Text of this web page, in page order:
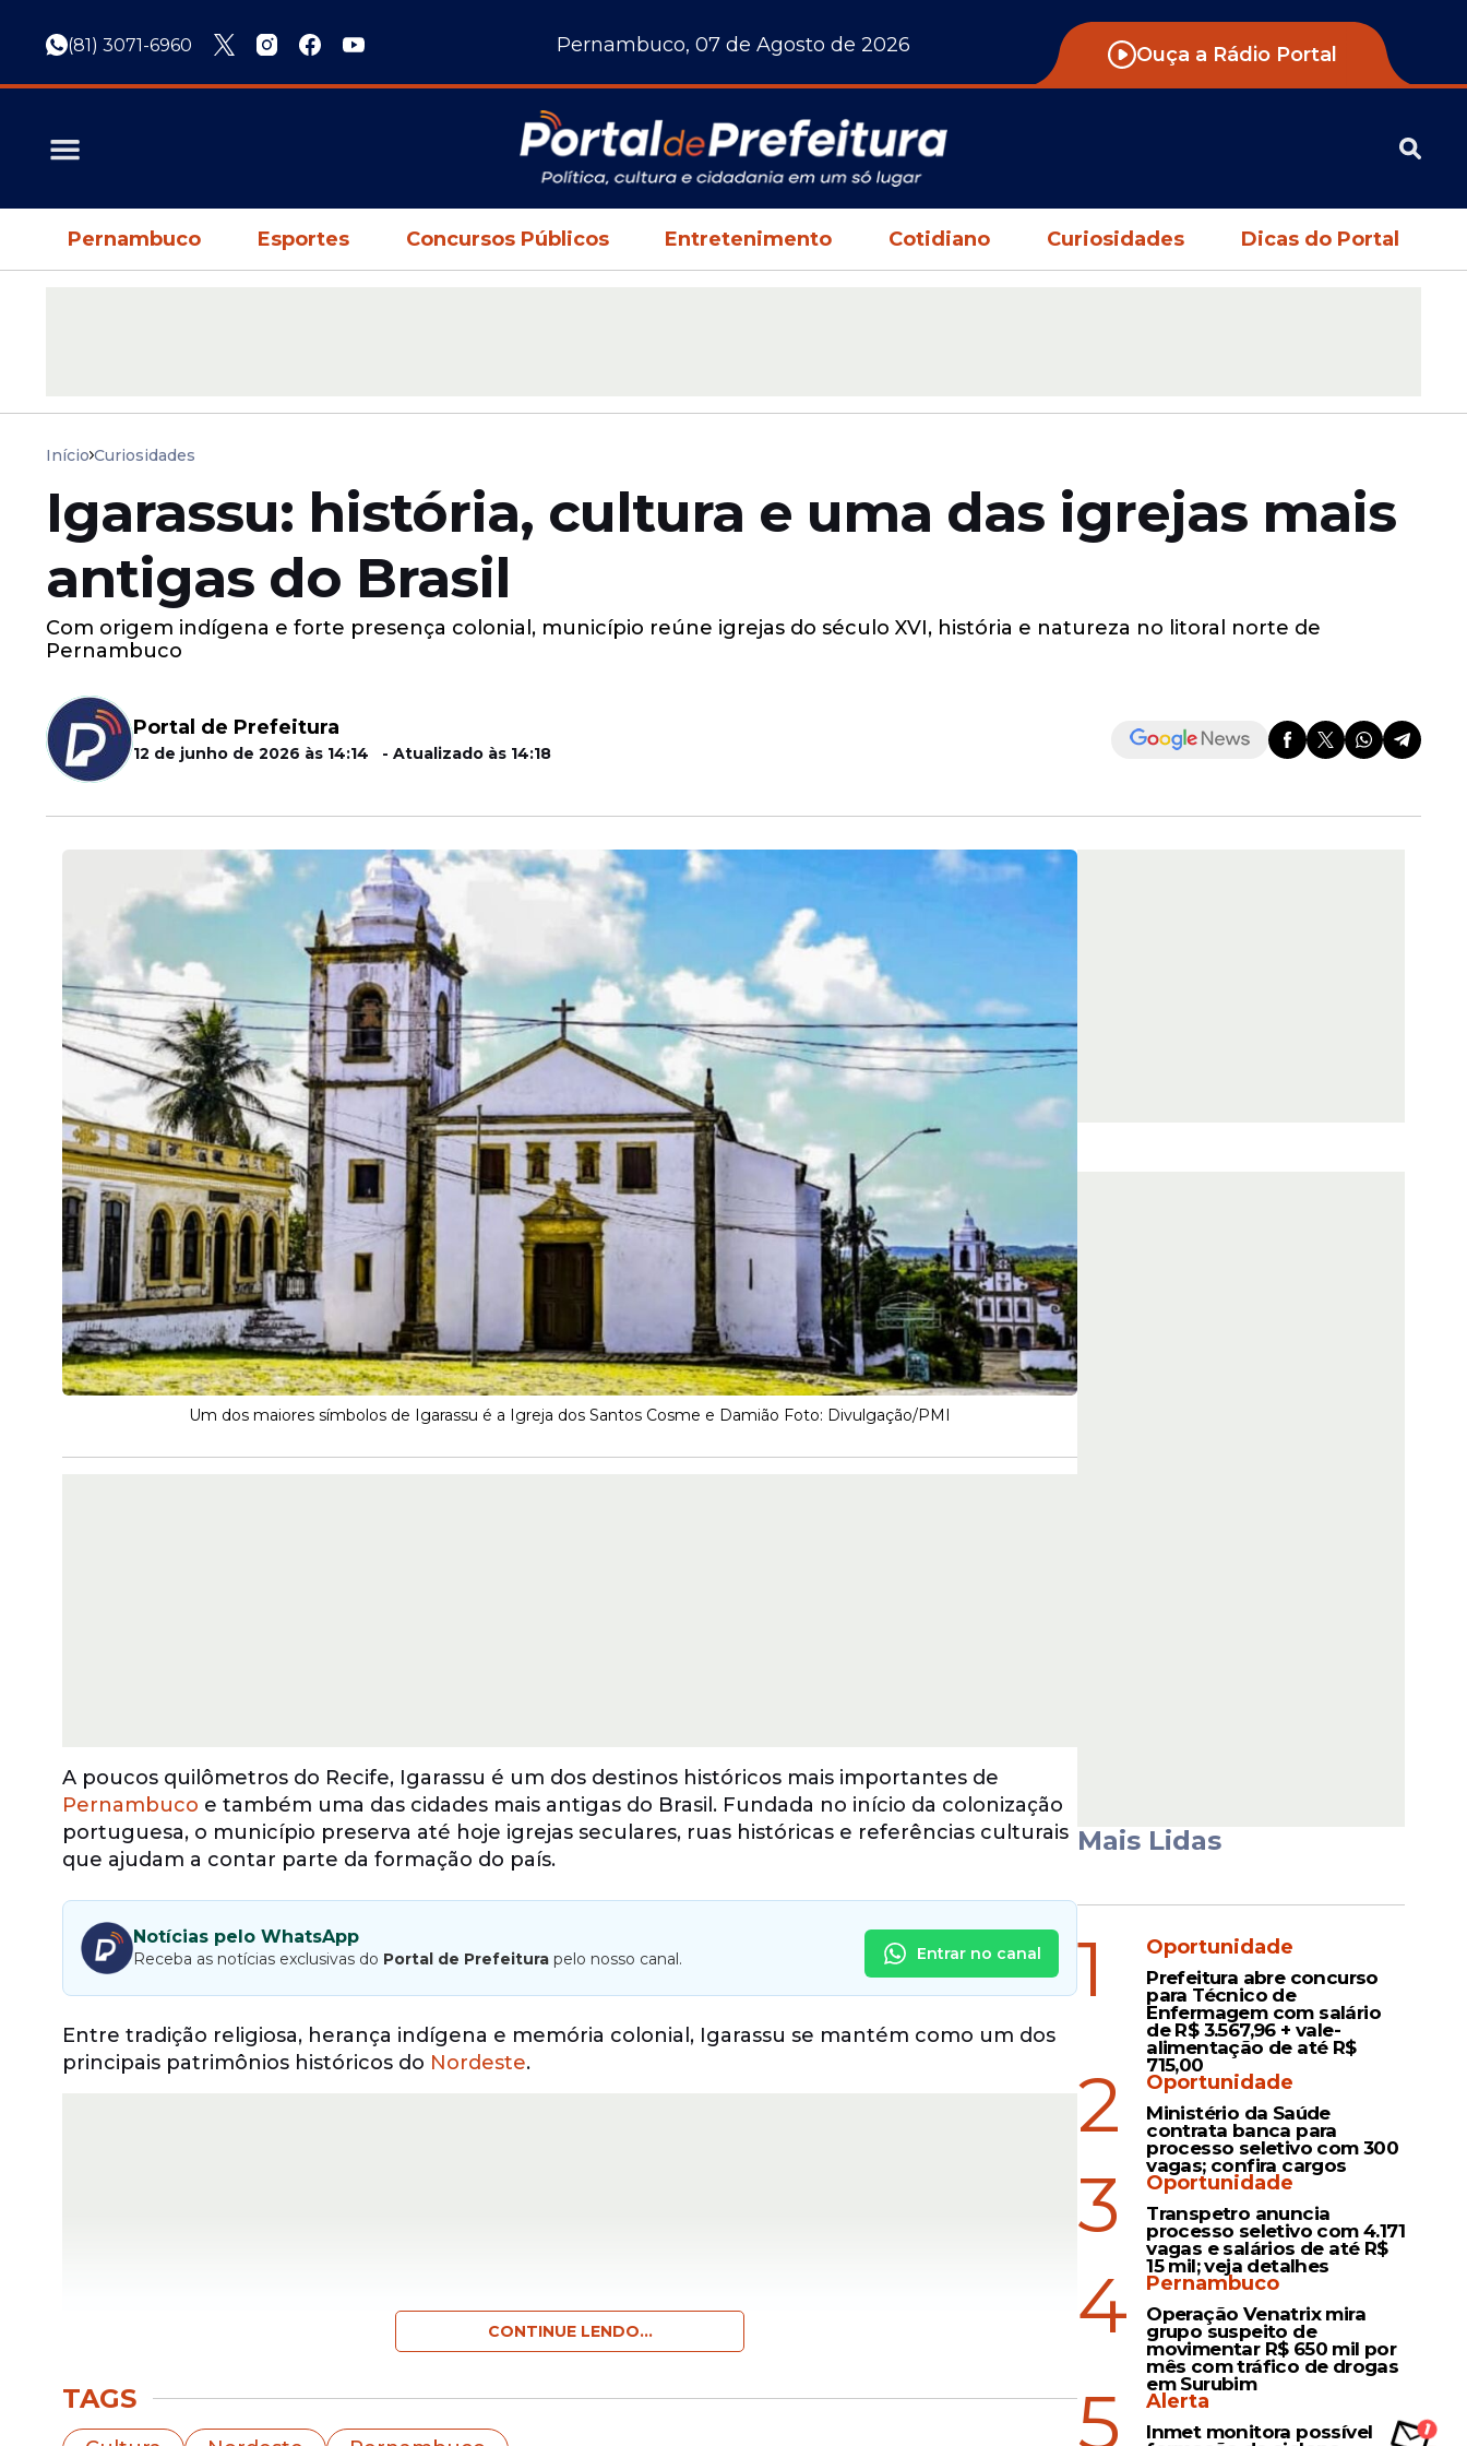
(81) 3071-6960 Pernambuco, 07 de Agosto de 2026 Ouça a Rádio Portal
Pernambuco Esportes Concursos Públicos Entretenimento Cotidiano Curiosidades Dicas do Portal
Início Curiosidades
Igarassu: história, cultura e uma das igrejas mais
antigas do Brasil
Com origem indígena e forte presença colonial, município reúne igrejas do século XVI, história e natureza no litoral norte de
Pernambuco
Portal de Prefeitura
12 de junho de 2026 às 14:14 - Atualizado às 14:18
Um dos maiores símbolos de Igarassu é a Igreja dos Santos Cosme e Damião Foto: Divulgação/PMI
A poucos quilômetros do Recife, Igarassu é um dos destinos históricos mais importantes de
Pernambuco e também uma das cidades mais antigas do Brasil. Fundada no início da colonização
portuguesa, o município preserva até hoje igrejas seculares, ruas históricas e referências culturais
que ajudam a contar parte da formação do país.
Notícias pelo WhatsApp
Receba as notícias exclusivas do Portal de Prefeitura pelo nosso canal. Entrar no canal
Entre tradição religiosa, herança indígena e memória colonial, Igarassu se mantém como um dos
principais patrimônios históricos do Nordeste.
Origem indígena e significado do nome
CONTINUE LENDO...
TAGS
Mais Lidas
1 Oportunidade
Prefeitura abre concurso
para Técnico de
Enfermagem com salário
de R$ 3.567,96 + vale-
alimentação de até R$
715,00
2 Oportunidade
Ministério da Saúde
contrata banca para
processo seletivo com 300
vagas; confira cargos
3 Oportunidade
Transpetro anuncia
processo seletivo com 4.171
vagas e salários de até R$
15 mil; veja detalhes
4 Pernambuco
Operação Venatrix mira
grupo suspeito de
movimentar R$ 650 mil por
mês com tráfico de drogas
em Surubim
5 Alerta
Inmet monitora possível